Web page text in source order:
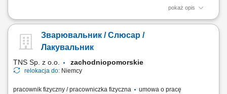
pokaż opis
Opis stanowiska Ręczny zbiór jabłek i gruszek w nowoczesnych
oraz drabin. Wstępna selekcja i przygotowanie owoców do transportu.
Układanie zebranych owoców w skrzynkach zgodnie z obowiązującymi
Зварювальник / Слюсар /
Лакувальник
TNS Sp. z o.o. zachodniopomorskie
relokacja do: Niemcy
pracownik fizyczny / pracowniczka fizyczna
umowa o pracę